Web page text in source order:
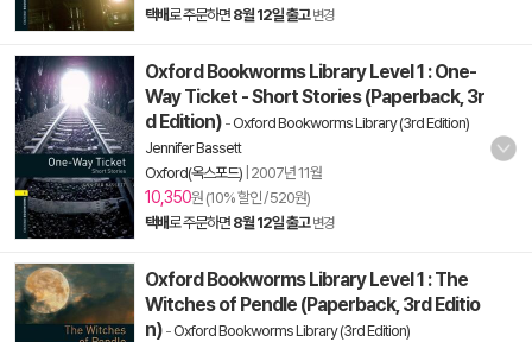
택배로 주문하면 8월 12일 출고 변경
Oxford Bookworms Library Level 1 : One-
Way Ticket - Short Stories (Paperback, 3r
d Edition) -Oxford Bookworms Library (3rd Edition)
Jennifer Bassett
Oxford(옥스포드) 2007년 11월
10,350원 (10% 할인 / 520원)
택배로 주문하면 8월 12일 출고 변경
Oxford Bookworms Library Level 1 : The
Witches of Pendle (Paperback, 3rd Editio
n) -Oxford Bookworms Library (3rd Edition)